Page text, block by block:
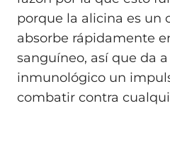
porque la alicina es un
absorbe rápidamente
sanguíneo, así que da
inmunológico un
combatir contra